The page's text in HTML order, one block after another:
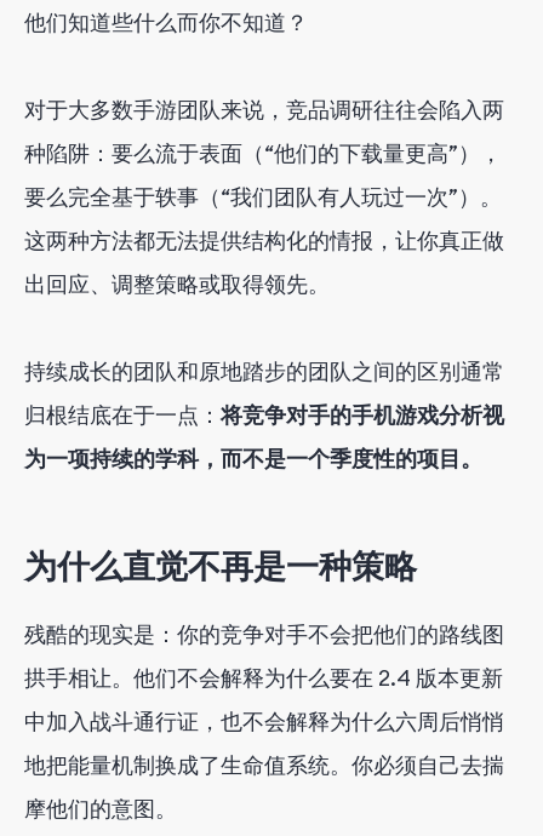
他们知道些什么而你不知道？
对于大多数手游团队来说，竞品调研往往会陷入两
种陷阱：要么流于表面（“他们的下载量更高”），
要么完全基于轶事（“我们团队有人玩过一次”）。
这两种方法都无法提供结构化的情报，让你真正做
出回应、调整策略或取得领先。
持续成长的团队和原地踏步的团队之间的区别通常
归根结底在于一点： 将竞争对手的手机游戏分析视
为一项持续的学科，而不是一个季度性的项目。
为什么直觉不再是一种策略
残酷的现实是：你的竞争对手不会把他们的路线图
拱手相让。他们不会解释为什么要在 2.4 版本更新
中加入战斗通行证，也不会解释为什么六周后悄悄
地把能量机制换成了生命值系统。你必须自己去揣
摩他们的意图。